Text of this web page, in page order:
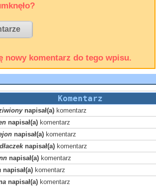
nowy komentarz do tego wpisu.
Komentarz
napisał(a) komentarz
napisał(a) komentarz
napisał(a) komentarz
napisał(a) komentarz
napisał(a) komentarz
napisał(a) komentarz
napisał(a) komentarz